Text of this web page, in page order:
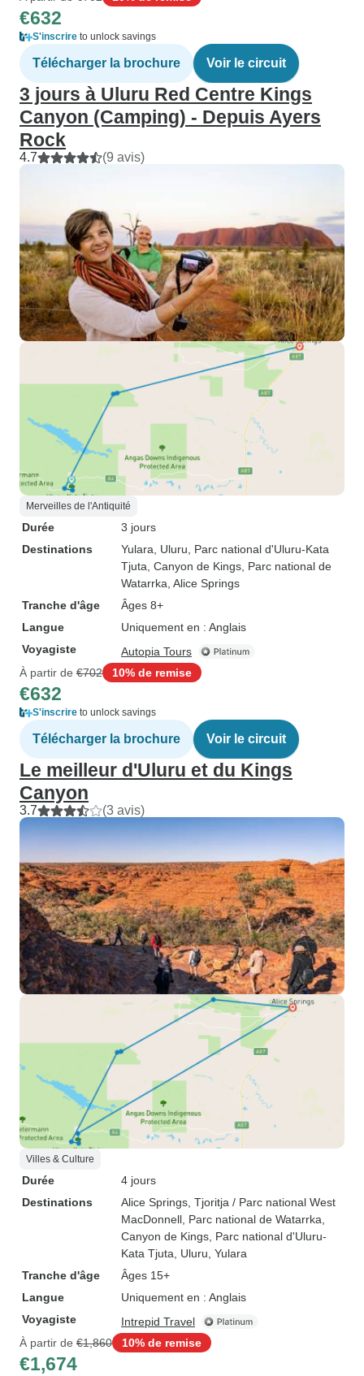
€632
S'inscrire to unlock savings
Télécharger la brochure Voir le circuit
3 jours à Uluru Red Centre Kings
Canyon (Camping) - Depuis Ayers
Rock
4.7 (9 avis)
Merveilles de l'Antiquité
Durée
3 jours
Destinations
Yulara , Uluru , Parc national d'Uluru-Kata
Tjuta , Canyon de Kings , Parc national de
Watarrka , Alice Springs
Tranche d'âge
Âges 8+
Langue
Uniquement en : Anglais
Voyagiste
Autopia Tours
À partir de €702 10% de remise
€632
S'inscrire to unlock savings
Télécharger la brochure Voir le circuit
Le meilleur d'Uluru et du Kings
Canyon
3.7 (3 avis)
Villes & Culture
Durée
4 jours
Destinations
Alice Springs , Tjoritja / Parc national West
MacDonnell , Parc national de Watarrka
Canyon de Kings , Parc national d'Uluru-
Kata Tjuta , Uluru , Yulara
Tranche d'âge
Âges 15+
Langue
Uniquement en : Anglais
Voyagiste
Intrepid Travel
À partir de €1,860 10% de remise
€1,674